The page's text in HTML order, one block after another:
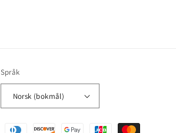
Språk
Norsk (bokmål)